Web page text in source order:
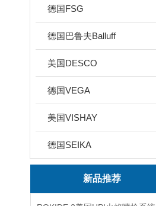
德国FSG
德国巴鲁夫Balluff
美国DESCO
德国VEGA
美国VISHAY
德国SEIKA
新品推荐